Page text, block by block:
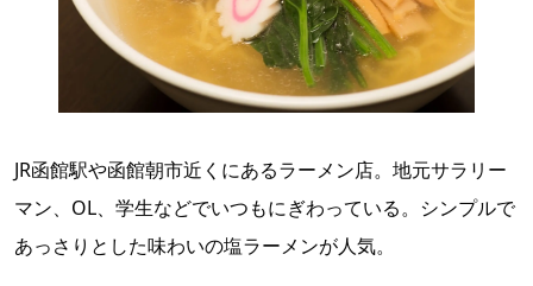
JR函館駅や函館朝市近くにあるラーメン店。地元サラリー
マン、OL、学生などでいつもにぎわっている。シンプルで
あっさりとした味わいの塩ラーメンが人気。